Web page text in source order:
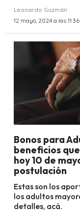
Leonardo Guzmán
12 mayo, 2024 a las 11:36
Bonos para
beneficios
hoy 10 de
postulación
Estas son los
los adultos
detalles, acá.